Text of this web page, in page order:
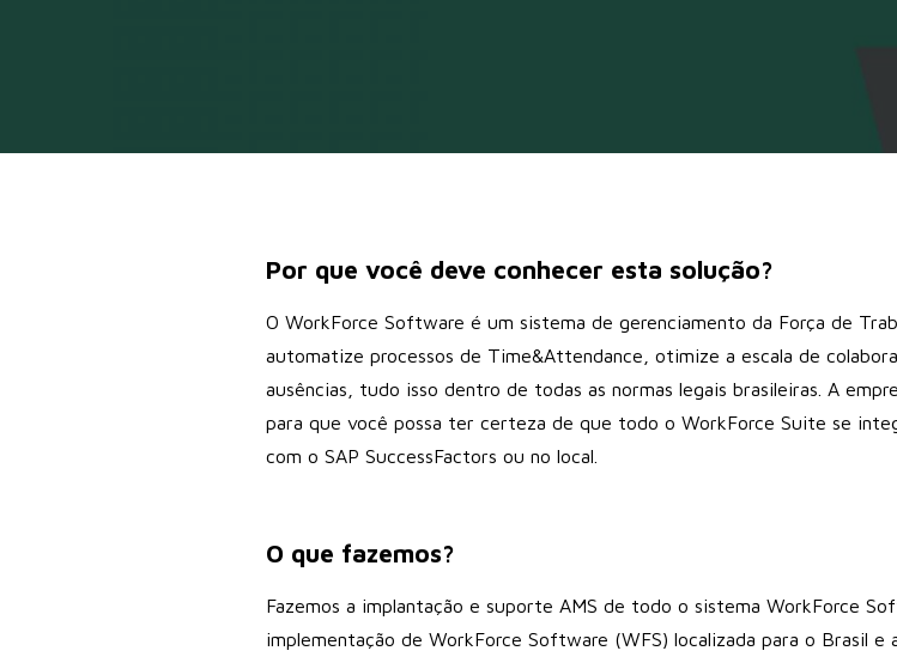
Por que você deve conhecer esta solução?
O WorkForce Software é um sistema de gerenciamento da Força de
automatize processos de Time&Attendance, otimize a escala de
ausências, tudo isso dentro de todas as normas legais brasileiras. A
para que você possa ter certeza de que todo o WorkForce Suite se
com o SAP SuccessFactors ou no local.
O que fazemos?
Fazemos a implantação e suporte AMS de todo o sistema WorkForce
implementação de WorkForce Software (WFS) localizada para o Brasil